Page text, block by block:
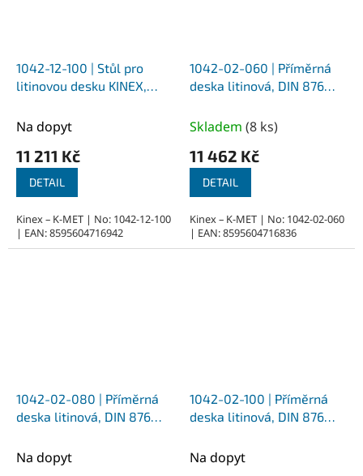
1042-12-100 | Stůl pro
litinovou desku KINEX,
lakované 1000x800x600
Na dopyt
11 211 Kč
DETAIL
Kinex – K-MET | No: 1042-12-100
| EAN: 8595604716942
1042-02-060 | Příměrná
deska litinová, DIN 876
Skladem (8 ks)
11 462 Kč
DETAIL
Kinex – K-MET | No: 1042-02-060
| EAN: 8595604716836
1042-02-080 | Příměrná
deska litinová, DIN 876
Na dopyt
1042-02-100 | Příměrná
deska litinová, DIN 876
Na dopyt